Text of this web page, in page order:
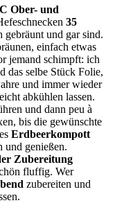
Ober- und
35
gebräunt und gar sind.
einfach etwas
jemand schimpft: ich
das selbe Stück Folie,
und immer wieder
abkühlen lassen.
und dann peu à
bis die gewünschte
Erdbeerkompott
und genießen.
Zubereitung
fluffig. Wer
zubereiten und